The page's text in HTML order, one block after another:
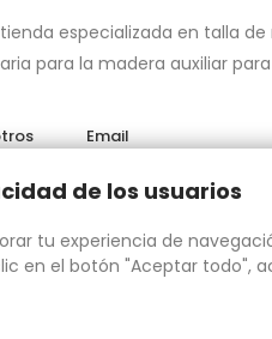
especializada en talla
para la madera auxiliar
Email
de los usuarios
tu experiencia de
en el botón "Aceptar todo",